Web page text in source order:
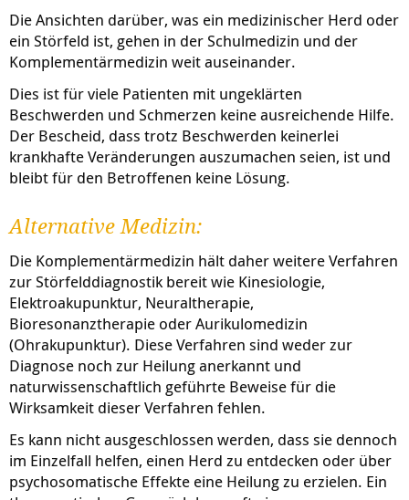
Die Ansichten darüber, was ein medizinischer Herd oder
ein Störfeld ist, gehen in der Schulmedizin und der
Komplementärmedizin weit auseinander.
Dies ist für viele Patienten mit ungeklärten
Beschwerden und Schmerzen keine ausreichende Hilfe.
Der Bescheid, dass trotz Beschwerden keinerlei
krankhafte Veränderungen auszumachen seien, ist und
bleibt für den Betroffenen keine Lösung.
Alternative Medizin:
Die Komplementärmedizin hält daher weitere Verfahren
zur Störfelddiagnostik bereit wie Kinesiologie,
Elektroakupunktur, Neuraltherapie,
Bioresonanztherapie oder Aurikulomedizin
(Ohrakupunktur). Diese Verfahren sind weder zur
Diagnose noch zur Heilung anerkannt und
naturwissenschaftlich geführte Beweise für die
Wirksamkeit dieser Verfahren fehlen.
Es kann nicht ausgeschlossen werden, dass sie dennoch
im Einzelfall helfen, einen Herd zu entdecken oder über
psychosomatische Effekte eine Heilung zu erzielen. Ein